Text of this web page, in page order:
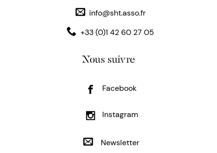
info@sht.asso.fr
+33 (0)1 42 60 27 05
Nous suivre
Facebook
Instagram
Newsletter